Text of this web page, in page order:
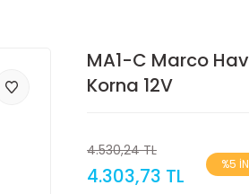
MA1-C Marco
Korna 12V
4.530,24 TL
4.303,73 TL %5